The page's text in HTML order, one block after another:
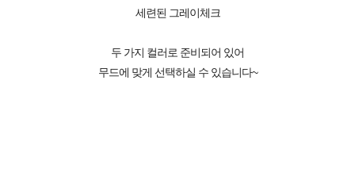
세련된 그레이체크
두 가지 컬러로 준비되어 있어
무드에 맞게 선택하실 수 있습니다~